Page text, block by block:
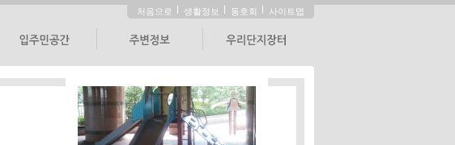
처음으로 생활정보 동호회 사이트맵
자유게시판
교통정보
교육정보
문화시설
우리단지장터
우리단지장터
우리아파트 입주민들 또
는 다른 아파트 입주민들